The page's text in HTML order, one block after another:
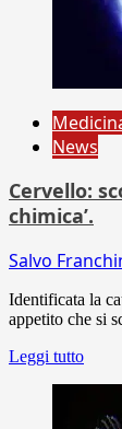
News
Cervello:
chimica’.
Salvo
Identificata la
appetito che si
Leggi tutto